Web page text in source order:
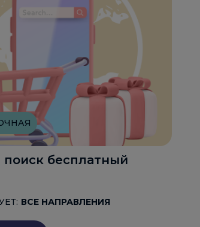
бесплатный
ВСЕ НАПРАВЛЕНИЯ